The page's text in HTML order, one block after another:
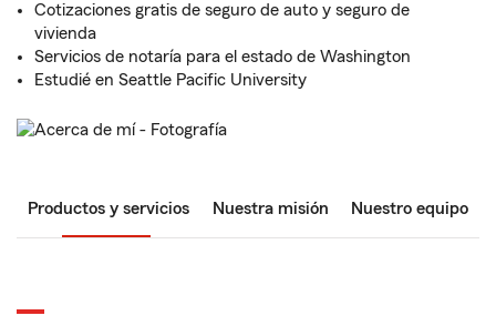
Cotizaciones gratis de seguro de auto y seguro de
vivienda
Servicios de notaría para el estado de Washington
Estudié en Seattle Pacific University
Productos y servicios Nuestra misión Nuestro equipo